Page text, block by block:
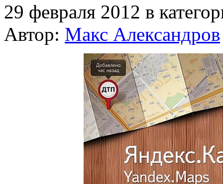
29 февраля 2012 в
Автор: Макс Александров